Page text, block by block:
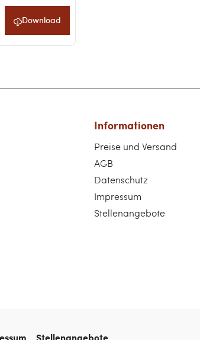
Download
Informationen
Preise und Versand
AGB
Datenschutz
Impressum
Stellenangebote